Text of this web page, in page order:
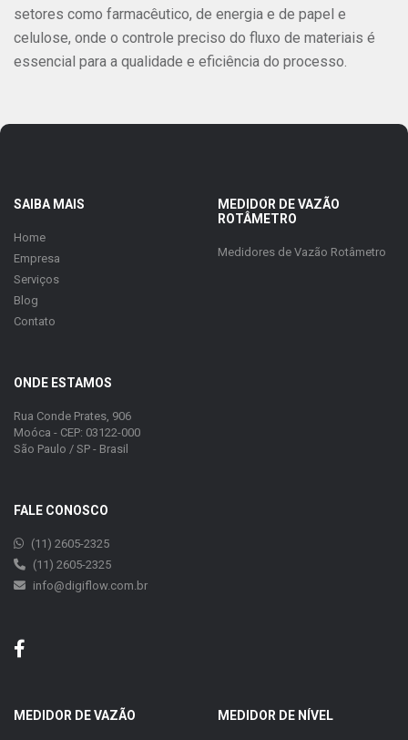
setores como farmacêutico, de energia e de papel e
celulose, onde o controle preciso do fluxo de materiais é
essencial para a qualidade e eficiência do processo.
SAIBA MAIS
Home
Empresa
Serviços
Blog
Contato
ONDE ESTAMOS
Rua Conde Prates, 906
Moóca - CEP: 03122-000
São Paulo / SP - Brasil
FALE CONOSCO
(11) 2605-2325
(11) 2605-2325
info@digiflow.com.br
MEDIDOR DE VAZÃO
ROTÂMETRO
Medidores de Vazão Rotâmetro
MEDIDOR DE VAZÃO MEDIDOR DE NÍVEL